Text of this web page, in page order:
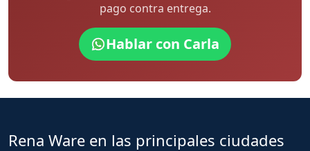
pago contra entrega.
Hablar con Carla
Rena Ware en las principales ciudades